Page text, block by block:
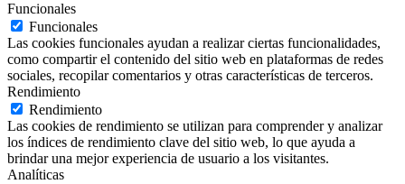
Funcionales
Funcionales
Las cookies funcionales ayudan a realizar ciertas funcionalidades,
como compartir el contenido del sitio web en plataformas de redes
sociales, recopilar comentarios y otras características de terceros.
Rendimiento
Rendimiento
Las cookies de rendimiento se utilizan para comprender y analizar
los índices de rendimiento clave del sitio web, lo que ayuda a
brindar una mejor experiencia de usuario a los visitantes.
Analíticas